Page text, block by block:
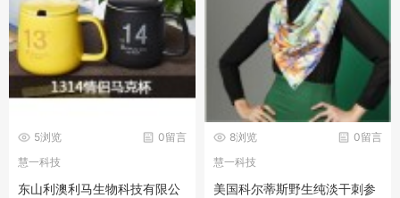
0留言
5浏览
慧一科技
东山利澳利马生物科技有限公
0留言
8浏览
慧一科技
美国科尔蒂斯野生纯淡干刺参